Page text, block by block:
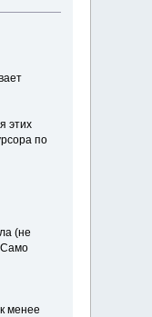
этих
по
(не
Само
менее